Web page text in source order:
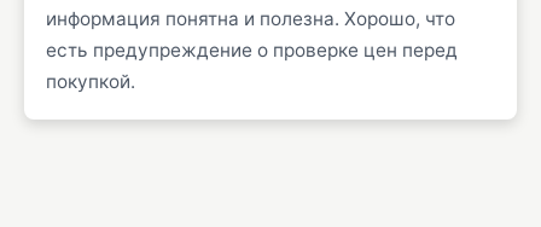
информация понятна и полезна. Хорошо, что
есть предупреждение о проверке цен перед
покупкой.